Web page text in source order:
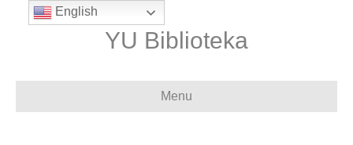
YU Biblioteka
Menu
English